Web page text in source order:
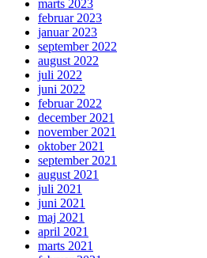
marts 2023
februar 2023
januar 2023
september 2022
august 2022
juli 2022
juni 2022
februar 2022
december 2021
november 2021
oktober 2021
september 2021
august 2021
juli 2021
juni 2021
maj 2021
april 2021
marts 2021